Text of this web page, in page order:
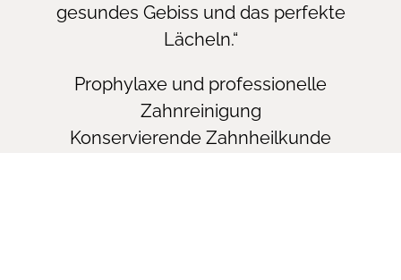
gesundes Gebiss und das perfekte
Lächeln.“
Prophylaxe und professionelle
Zahnreinigung
Konservierende Zahnheilkunde